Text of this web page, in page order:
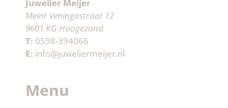
Juwelier Meijer
Meint Veningastraat 12
9601 KG Hoogezand
T: 0598-394066
E: info@juweliermeijer.nl
Menu